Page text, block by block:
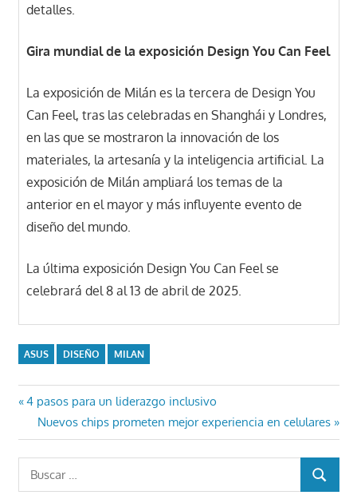
detalles.
Gira mundial de la exposición Design You Can Feel
La exposición de Milán es la tercera de Design You
Can Feel, tras las celebradas en Shanghái y Londres,
en las que se mostraron la innovación de los
materiales, la artesanía y la inteligencia artificial. La
exposición de Milán ampliará los temas de la
anterior en el mayor y más influyente evento de
diseño del mundo.
La última exposición Design You Can Feel se
celebrará del 8 al 13 de abril de 2025.
ASUS DISEÑO MILAN
Navegación
de
entradas
Entrada
anterior:
4 pasos para un liderazgo inclusivo
Entrada
siguiente:
Nuevos chips prometen mejor experiencia en celulares
Buscar:
BUSCAR